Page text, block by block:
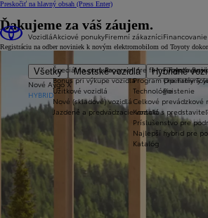
Preskočiť na hlavný obsah (Press Enter)
Vozidlá
Všetky Mestské vozidlá Hybridné
Nové Aygo X
HYBRID
Akciové ponuky
Špeciálna ponuka
Bonus pri výkupe vozidla
Úžitkové vozidlá
Nové (skladové) vozidlá
Jazdené a predvádzacie vozidlá
Firemní zákazníci
Program pre firmy Toyota
Program pre firmy
Technológie
Celkové prevádzkové
Kontakt s
Príslušenstvo pre
Najlepší hybrid pre
Katalóg
Financovanie
Operatívny
Poistenie
Ďakujeme za váš záujem.
Registráciu na odber noviniek k novým elektromobilom od Toyoty